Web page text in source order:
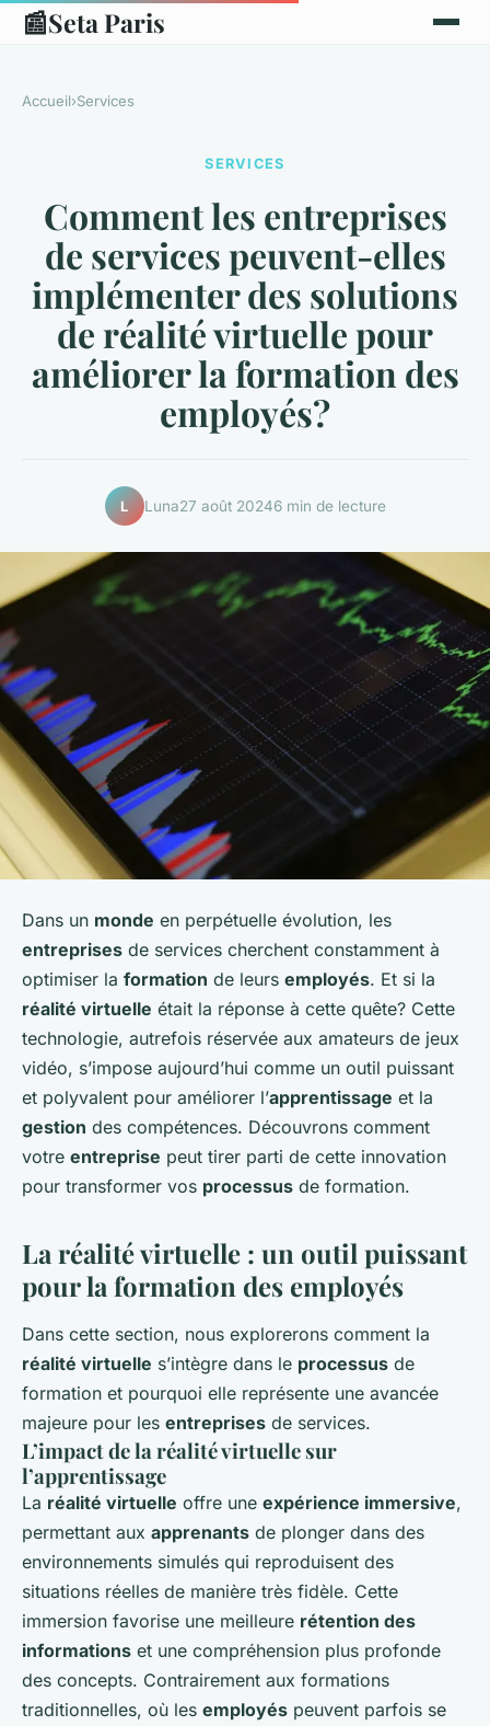
📰Seta Paris
Accueil›Services
SERVICES
Comment les entreprises
de services peuvent-elles
implémenter des solutions
de réalité virtuelle pour
améliorer la formation des
employés?
L Luna27 août 20246 min de lecture
Dans un monde en perpétuelle évolution, les
entreprises de services cherchent constamment à
optimiser la formation de leurs employés. Et si la
réalité virtuelle était la réponse à cette quête? Cette
technologie, autrefois réservée aux amateurs de jeux
vidéo, s’impose aujourd’hui comme un outil puissant
et polyvalent pour améliorer l’apprentissage et la
gestion des compétences. Découvrons comment
votre entreprise peut tirer parti de cette innovation
pour transformer vos processus de formation.
La réalité virtuelle : un outil puissant
pour la formation des employés
Dans cette section, nous explorerons comment la
réalité virtuelle s’intègre dans le processus de
formation et pourquoi elle représente une avancée
majeure pour les entreprises de services.
L’impact de la réalité virtuelle sur
l’apprentissage
La réalité virtuelle offre une expérience immersive,
permettant aux apprenants de plonger dans des
environnements simulés qui reproduisent des
situations réelles de manière très fidèle. Cette
immersion favorise une meilleure rétention des
informations et une compréhension plus profonde
des concepts. Contrairement aux formations
traditionnelles, où les employés peuvent parfois se